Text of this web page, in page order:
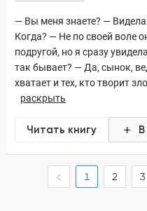
— Вы меня знаете? —
Когда? — Не по своей воле
подругой, но я сразу
так бывает? — Да, сынок,
хватает и тех, кто творит
раскрыть
Читать книгу
1 2 3